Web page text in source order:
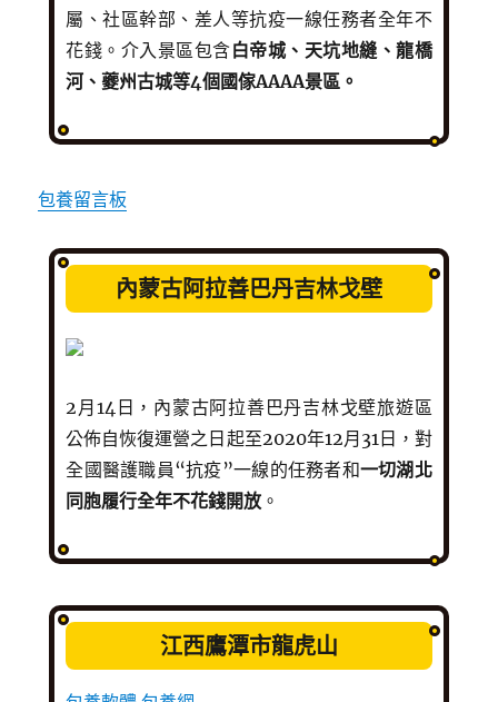
屬、社區幹部、差人等抗疫一線任務者全年不
花錢。介入景區包含白帝城、天坑地縫、龍橋
河、夔州古城等4個國傢AAAA景區。
包養留言板
內蒙古阿拉善巴丹吉林戈壁
2月14日，內蒙古阿拉善巴丹吉林戈壁旅遊區
公佈自恢復運營之日起至2020年12月31日，對
全國醫護職員“抗疫”一線的任務者和一切湖北
同胞履行全年不花錢開放 。
江西鷹潭市龍虎山